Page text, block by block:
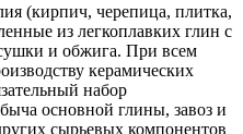
(кирпич, черепица, плитка,
из легкоплавких глин с
и обжига. При всем
керамических
набор
основной глины, завоз и
сырьевых компонентов